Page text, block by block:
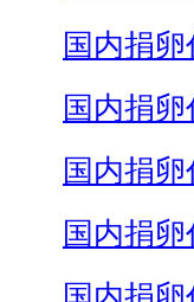
国内捐
国内捐
国内捐
国内捐